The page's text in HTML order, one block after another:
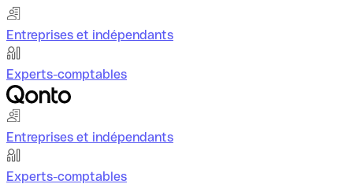
Entreprises et indépendants
Experts-comptables
Entreprises et indépendants
Experts-comptables